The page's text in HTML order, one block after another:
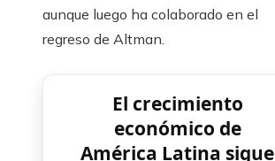
aunque luego ha colaborado en el
regreso de Altman.
El crecimiento
económico de
América Latina sigue